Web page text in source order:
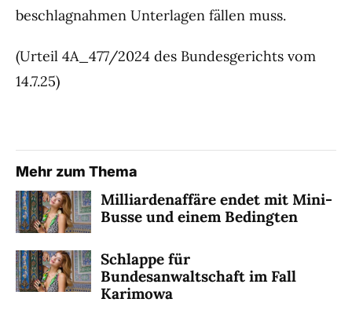
beschlagnahmen Unterlagen fällen muss.
(Urteil 4A_477/2024 des Bundesgerichts vom
14.7.25)
Mehr zum Thema
Milliardenaffäre endet mit Mini-
Busse und einem Bedingten
Schlappe für
Bundesanwaltschaft im Fall
Karimowa